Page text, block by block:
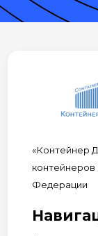
«Контейнер
контейнеров
Федерации